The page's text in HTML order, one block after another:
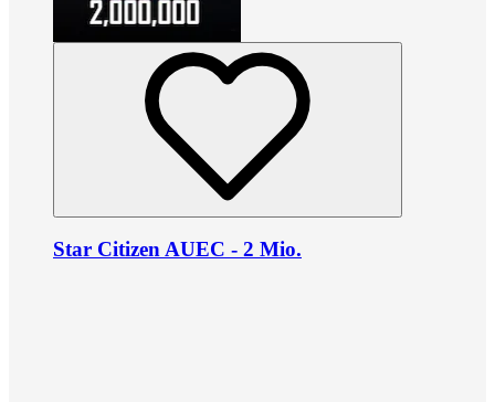
Star Citizen AUEC - 2 Mio.